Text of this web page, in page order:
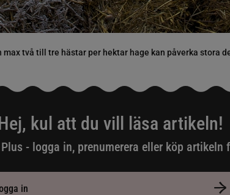
max två till tre hästar per hektar hage kan påverka stora
kul att du vill läsa artikeln!
- logga in, prenumerera eller köp artikeln
in